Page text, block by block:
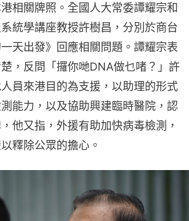
相關牌照。全國人大常委譚耀宗和
統學講座教授許樹昌，分別於商台
天出發》回應相關問題。譚耀宗表
，反問「攞你哋DNA做乜啫？」許
員來港目的為支援，以助理的形式
能力，以及協助興建臨時醫院，認
他又指，外援有助加快病毒檢測，
釋除公眾的擔心。